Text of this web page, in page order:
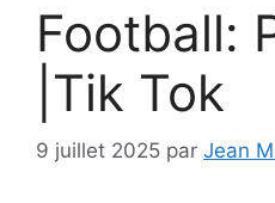
Football:
|Tik Tok
9 juillet 2025 par Jean